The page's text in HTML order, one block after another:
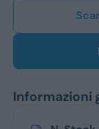
Informazioni